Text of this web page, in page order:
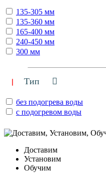
135-305 мм
135-360 мм
165-400 мм
240-450 мм
300 мм
Тип
без подогрева воды
с подогревом воды
Доставим
Установим
Обучим